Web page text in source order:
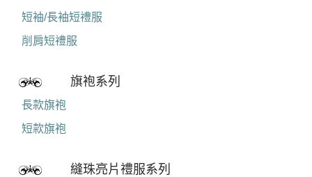
短袖/長袖短禮服
削肩短禮服
旗袍系列
長款旗袍
短款旗袍
縫珠亮片禮服系列